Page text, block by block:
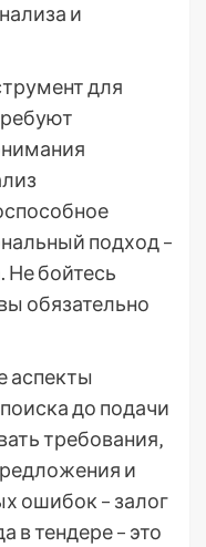
и
для
подход –
Не бойтесь
обязательно
аспекты
до подачи
требования‚
и
ошибок – залог
в тендере – это